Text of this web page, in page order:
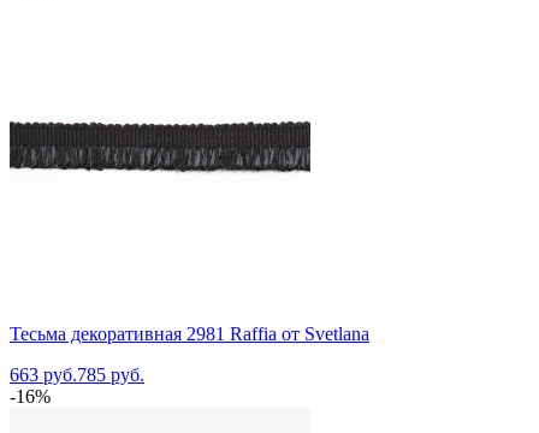
Тесьма декоративная 2981 Raffia от Svetlana
663 руб.785 руб.
-16%